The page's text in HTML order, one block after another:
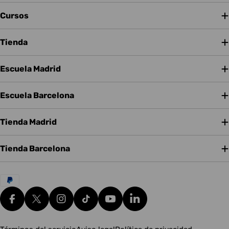
Cursos
Tienda
Escuela Madrid
Escuela Barcelona
Tienda Madrid
Tienda Barcelona
Métodos
de
pagoFacebookX (Twitter)Instagram
tiktok YouTubeTranslation missing: